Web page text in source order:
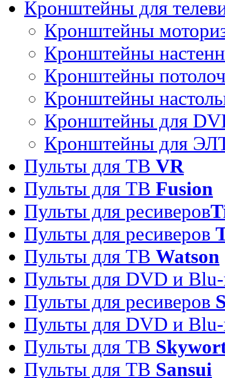
Кронштейны для
Кронштейны
Кронштейны
Кронштейны
Кронштейны
Кронштейны для
Кронштейны для
Пульты для ТВ VR
Пульты для ТВ Fusion
Пульты для ресиверов
Пульты для ресиверов
Пульты для ТВ Watson
Пульты для DVD и
Пульты для ресиверов
Пульты для DVD и
Пульты для ТВ
Пульты для ТВ Sansui